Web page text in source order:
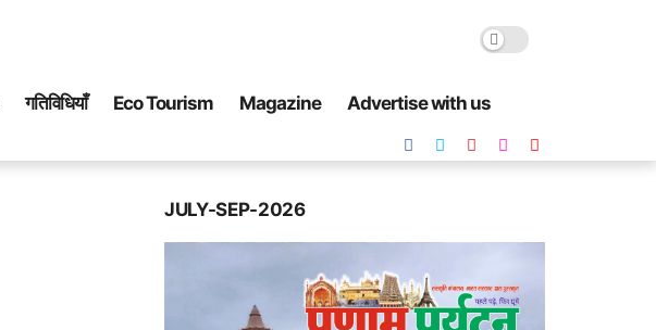
गतिविधियाँ Eco Tourism Magazine Advertise with us
JULY-SEP-2026